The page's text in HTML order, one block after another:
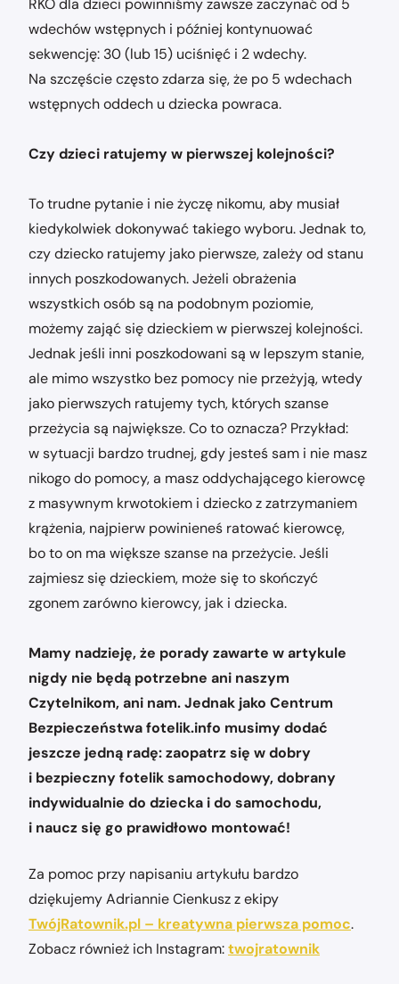
RKO dla dzieci powinniśmy zawsze zaczynać od 5
wdechów wstępnych i później kontynuować
sekwencję: 30 (lub 15) uciśnięć i 2 wdechy.
Na szczęście często zdarza się, że po 5 wdechach
wstępnych oddech u dziecka powraca.
Czy dzieci ratujemy w pierwszej kolejności?
To trudne pytanie i nie życzę nikomu, aby musiał
kiedykolwiek dokonywać takiego wyboru. Jednak to,
czy dziecko ratujemy jako pierwsze, zależy od stanu
innych poszkodowanych. Jeżeli obrażenia
wszystkich osób są na podobnym poziomie,
możemy zająć się dzieckiem w pierwszej kolejności.
Jednak jeśli inni poszkodowani są w lepszym stanie,
ale mimo wszystko bez pomocy nie przeżyją, wtedy
jako pierwszych ratujemy tych, których szanse
przeżycia są największe. Co to oznacza? Przykład:
w sytuacji bardzo trudnej, gdy jesteś sam i nie masz
nikogo do pomocy, a masz oddychającego kierowcę
z masywnym krwotokiem i dziecko z zatrzymaniem
krążenia, najpierw powinieneś ratować kierowcę,
bo to on ma większe szanse na przeżycie. Jeśli
zajmiesz się dzieckiem, może się to skończyć
zgonem zarówno kierowcy, jak i dziecka.
Mamy nadzieję, że porady zawarte w artykule
nigdy nie będą potrzebne ani naszym
Czytelnikom, ani nam. Jednak jako Centrum
Bezpieczeństwa fotelik.info musimy dodać
jeszcze jedną radę: zaopatrz się w dobry
i bezpieczny fotelik samochodowy, dobrany
indywidualnie do dziecka i do samochodu,
i naucz się go prawidłowo montować!
Za pomoc przy napisaniu artykułu bardzo
dziękujemy Adriannie Cienkusz z ekipy
TwójRatownik.pl – kreatywna pierwsza pomoc.
Zobacz również ich Instagram:twojratownik